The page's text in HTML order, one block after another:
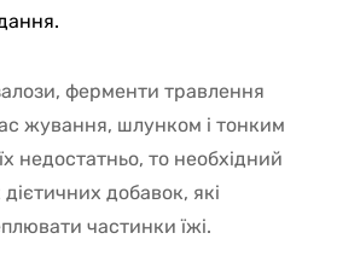
ферменти травлення
жування, шлунком і тонким
недостатньо, то необхідний
добавок, які
частинки їжі.